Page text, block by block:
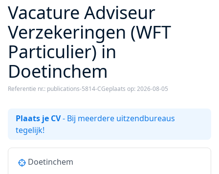
Vacature Adviseur
Verzekeringen (WFT
Particulier) in
Doetinchem
Referentie nr.: publications-5814-CGeplaats op: 2026-08-05
Plaats je CV- Bij meerdere uitzendbureaus
tegelijk!
Doetinchem